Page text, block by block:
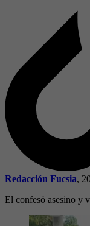
Redacción Fucsia,
El confesó asesino y